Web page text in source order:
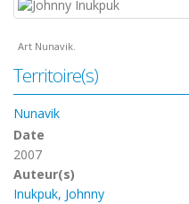
Art Nunavik.
Territoire(s)
Nunavik
Date
2007
Auteur(s)
Inukpuk, Johnny